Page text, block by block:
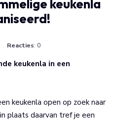
keukenla
Reacties: 0
keukenla in een
keukenla open op zoek naar
plaats daarvan tref je een